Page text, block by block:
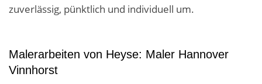
zuverlässig, pünktlich und individuell um.
Malerarbeiten von Heyse: Maler Hannover
Vinnhorst